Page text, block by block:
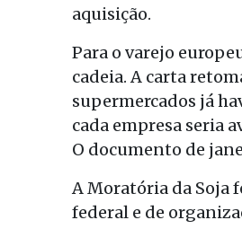
aquisição.
Para o varejo
cadeia. A carta
supermercados já
cada empresa seria
O documento de
A Moratória da Soja
federal e de